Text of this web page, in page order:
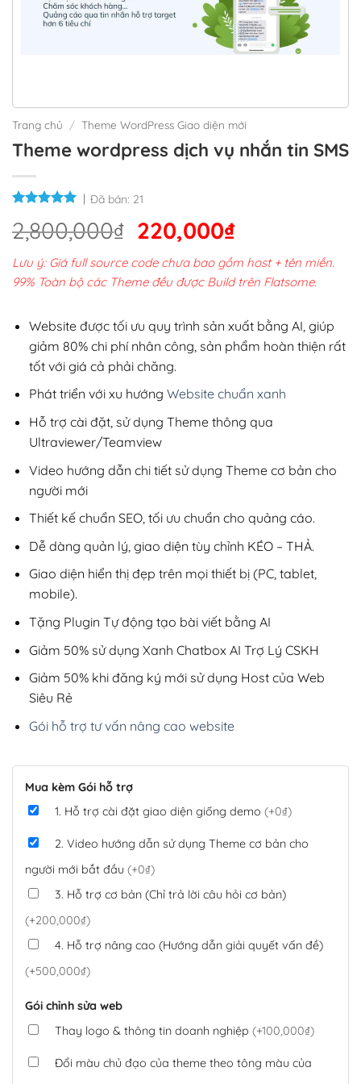
Trang chủ / Theme WordPress Giao diện mới
Theme wordpress dịch vụ nhắn tin SMS
Đã bán: 21
2,800,000₫ Giá
gốc
là:
2,800,000₫.
220,000₫Giá
hiện
tại
220,000₫.
Lưu ý: Giá full source code chưa bao gồm host + tên miền.
99% Toàn bộ các Theme đều được Build trên Flatsome.
Website được tối ưu quy trình sản xuất bằng AI, giúp
giảm 80% chi phí nhân công, sản phẩm hoàn thiện rất
tốt với giá cả phải chăng.
Phát triển với xu hướng Website chuẩn xanh
Hỗ trợ cài đặt, sử dụng Theme thông qua
Ultraviewer/Teamview
Video hướng dẫn chi tiết sử dụng Theme cơ bản cho
người mới
Thiết kế chuẩn SEO, tối ưu chuẩn cho quảng cáo.
Dễ dàng quản lý, giao diện tùy chỉnh KÉO – THẢ.
Giao diện hiển thị đẹp trên mọi thiết bị (PC, tablet,
mobile).
Tặng Plugin Tự động tạo bài viết bằng AI
Giảm 50% sử dụng Xanh Chatbox AI Trợ Lý CSKH
Giảm 50% khi đăng ký mới sử dụng Host của Web
Siêu Rẻ
Gói hỗ trợ tư vấn nâng cao website
Mua kèm Gói hỗ trợ
1. Hỗ trợ cài đặt giao diện giống demo (+0₫)
2. Video hướng dẫn sử dụng Theme cơ bản cho
người mới bắt đầu (+0₫)
3. Hỗ trợ cơ bản (Chỉ trả lời câu hỏi cơ bản)
(+200,000₫)
4. Hỗ trợ nâng cao (Hướng dẫn giải quyết vấn đề)
(+500,000₫)
Gói chỉnh sửa web
Thay logo & thông tin doanh nghiệp (+100,000₫)
Đổi màu chủ đạo của theme theo tông màu của